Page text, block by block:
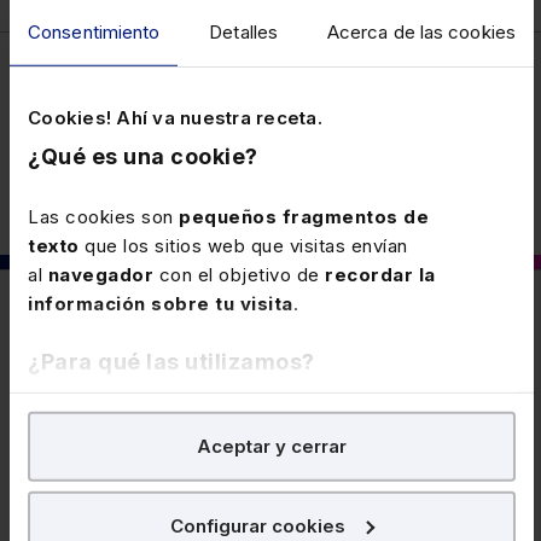
Consentimiento Detalles Acerca de las cookies
Cookies! Ahí va nuestra receta.
¿Qué es una cookie?
Las cookies son pequeños fragmentos de
texto que los sitios web que visitas envían
al navegador con el objetivo de recordar la
información sobre tu visita.
¿Para qué las utilizamos?
En Lefebvre utilizamos las cookies confines
para tratar demejorar tu experiencia
nuestra página web. También con fines publicitarios,
Aceptar y cerrar
Configurar cookies
30 JUNIO 2026
Novedades en las obligaciones de
información en Bizkaia
Se introducen novedades en las obligaciones de